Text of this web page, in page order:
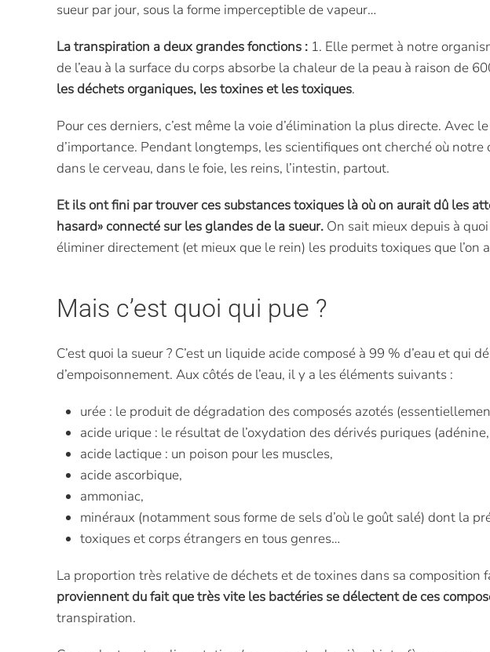
sueur par jour, sous la forme imperceptible de vapeur…
La transpiration a deux grandes fonctions : 1. Elle permet à notre
de l’eau à la surface du corps absorbe la chaleur de la peau à raison de
les déchets organiques, les toxines et les toxiques.
Pour ces derniers, c’est même la voie d’élimination la plus directe.
d’importance. Pendant longtemps, les scientifiques ont cherché où
dans le cerveau, dans le foie, les reins, l’intestin, partout.
Et ils ont fini par trouver ces substances toxiques là où on aurait dû les
hasard» connecté sur les glandes de la sueur. On sait mieux depuis à
éliminer directement (et mieux que le rein) les produits toxiques que
Mais c’est quoi qui pue ?
C’est quoi la sueur ? C’est un liquide acide composé à 99 % d’eau et
d’empoisonnement. Aux côtés de l’eau, il y a les éléments suivants :
urée : le produit de dégradation des composés azotés
acide urique : le résultat de l’oxydation des dérivés puriques
acide lactique : un poison pour les muscles,
acide ascorbique,
ammoniac,
minéraux (notamment sous forme de sels d’où le goût salé) dont la
toxiques et corps étrangers en tous genres…
La proportion très relative de déchets et de toxines dans sa composition
proviennent du fait que très vite les bactéries se délectent de ces
transpiration.